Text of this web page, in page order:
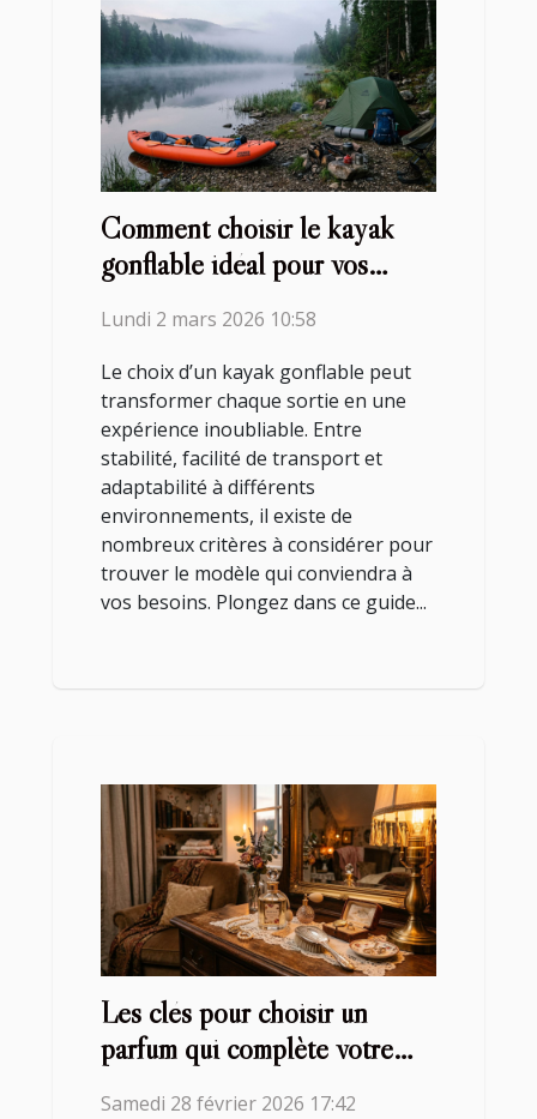
Comment choisir le kayak
gonflable idéal pour vos
Lundi 2 mars 2026 10:58
Le choix d’un kayak gonflable peut
transformer chaque sortie en une
expérience inoubliable. Entre
stabilité, facilité de transport et
adaptabilité à différents
environnements, il existe de
nombreux critères à considérer pour
trouver le modèle qui conviendra à
vos besoins. Plongez dans ce guide...
Les clés pour choisir un
parfum qui complète votre
Samedi 28 février 2026 17:42